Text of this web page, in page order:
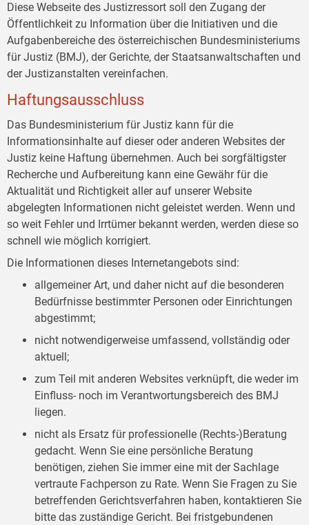
Diese Webseite des Justizressort soll den Zugang der
Öffentlichkeit zu Information über die Initiativen und die
Aufgabenbereiche des österreichischen Bundesministeriums
für Justiz (BMJ), der Gerichte, der Staatsanwaltschaften und
der Justizanstalten vereinfachen.
Haftungsausschluss
Das Bundesministerium für Justiz kann für die
Informationsinhalte auf dieser oder anderen Websites der
Justiz keine Haftung übernehmen. Auch bei sorgfältigster
Recherche und Aufbereitung kann eine Gewähr für die
Aktualität und Richtigkeit aller auf unserer Website
abgelegten Informationen nicht geleistet werden. Wenn und
so weit Fehler und Irrtümer bekannt werden, werden diese so
schnell wie möglich korrigiert.
Die Informationen dieses Internetangebots sind:
allgemeiner Art, und daher nicht auf die besonderen
Bedürfnisse bestimmter Personen oder Einrichtungen
abgestimmt;
nicht notwendigerweise umfassend, vollständig oder
aktuell;
zum Teil mit anderen Websites verknüpft, die weder im
Einfluss- noch im Verantwortungsbereich des BMJ
liegen.
nicht als Ersatz für professionelle (Rechts-)Beratung
gedacht. Wenn Sie eine persönliche Beratung
benötigen, ziehen Sie immer eine mit der Sachlage
vertraute Fachperson zu Rate. Wenn Sie Fragen zu Sie
betreffenden Gerichtsverfahren haben, kontaktieren Sie
bitte das zuständige Gericht. Bei fristgebundenen